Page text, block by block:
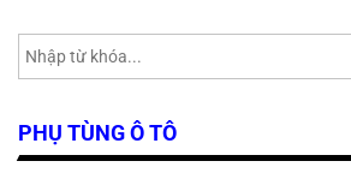
PHỤ TÙNG Ô TÔ